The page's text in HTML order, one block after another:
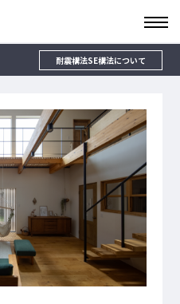
耐震構法SE構法について